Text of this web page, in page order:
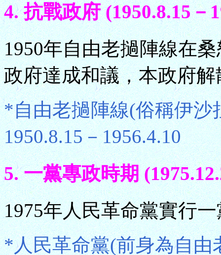
4. 抗戰政府 (1950.8.15－
1950年自由老撾陣線在
政府達成和議，本政府解
*自由老撾陣線(俗稱伊沙
1950.8.15－1956.4.10
5. 一黨專政時期
1975年人民革命黨實行
*人民革命黨(前身為自由